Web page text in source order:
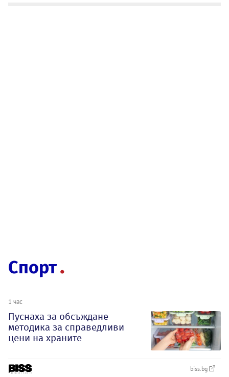
Спорт
1 час
Пуснаха за обсъждане
методика за справедливи
цени на храните
biss.bg